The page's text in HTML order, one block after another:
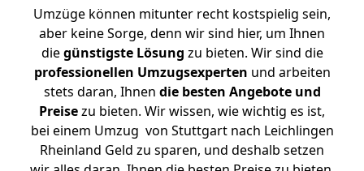
Umzüge können mitunter recht kostspielig sein,
aber keine Sorge, denn wir sind hier, um Ihnen
diegünstigste Lösung zu bieten. Wir sind die
professionellen Umzugsexperten und arbeiten
stets daran, Ihnen die besten Angebote und
Preisezu bieten. Wir wissen, wie wichtig es ist,
bei einem Umzug von Stuttgart nach Leichlingen
Rheinland Geld zu sparen, und deshalb setzen